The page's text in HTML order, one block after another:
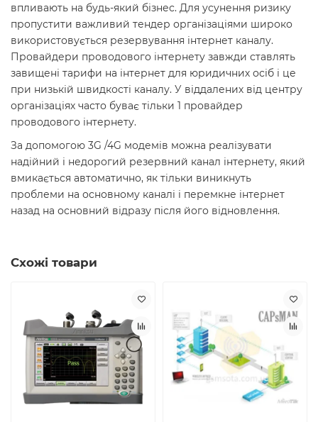
впливають на будь-який бізнес. Для усунення ризику
пропустити важливий тендер організаціями широко
використовується резервування інтернет каналу.
Провайдери проводового інтернету завжди ставлять
завищені тарифи на інтернет для юридичних осіб і це
при низькій швидкості каналу. У віддалених від центру
організаціях часто буває тільки 1 провайдер
проводового інтернету.
За допомогою 3G /4G модемів можна реалізувати
надійний і недорогий резервний канал інтернету, який
вмикається автоматично, як тільки виникнуть
проблеми на основному каналі і перемкне інтернет
назад на основний відразу після його відновлення.
Схожі товари